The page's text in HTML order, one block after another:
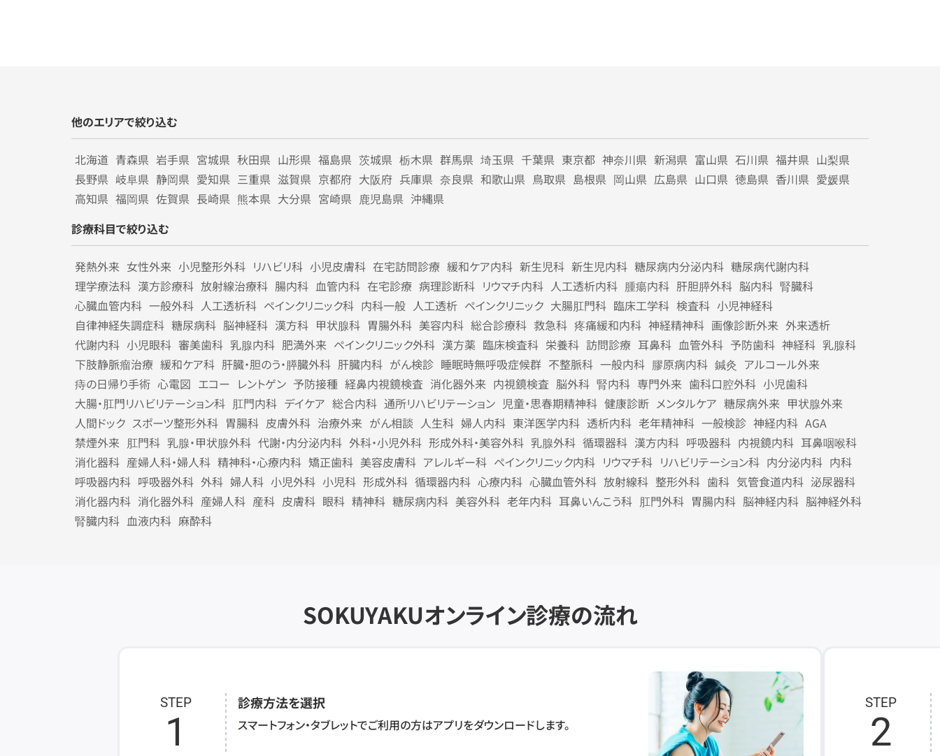
他のエリアで絞り込む
北海道 青森県 岩手県 宮城県 秋田県 山形県 福島県 茨城県 栃木県 群馬県 埼玉県 千葉県 東京都 神奈川県 新潟県 富山県 石川県 福井県 山梨県
長野県 岐阜県 静岡県 愛知県 三重県 滋賀県 京都府 大阪府 兵庫県 奈良県 和歌山県 鳥取県 島根県 岡山県 広島県 山口県 徳島県 香川県 愛媛県
高知県 福岡県 佐賀県 長崎県 熊本県 大分県 宮崎県 鹿児島県 沖縄県
診療科目で絞り込む
発熱外来 女性外来 小児整形外科 リハビリ科 小児皮膚科 在宅訪問診療 緩和ケア内科 新生児科 新生児内科 糖尿病内分泌内科 糖尿病代謝内科
理学療法科 漢方診療科 放射線治療科 腸内科 血管内科 在宅診療 病理診断科 リウマチ内科 人工透析内科 腫瘍内科 肝胆膵外科 脳内科 腎臓科
心臓血管内科 一般外科 人工透析科 ペインクリニック科 内科一般 人工透析 ペインクリニック 大腸肛門科 臨床工学科 検査科 小児神経科
自律神経失調症科 糖尿病科 脳神経科 漢方科 甲状腺科 胃腸外科 美容内科 総合診療科 救急科 疼痛緩和内科 神経精神科 画像診断外来 外来透析
代謝内科 小児眼科 審美歯科 乳腺内科 肥満外来 ペインクリニック外科 漢方薬 臨床検査科 栄養科 訪問診療 耳鼻科 血管外科 予防歯科 神経科 乳腺科
下肢静脈瘤治療 緩和ケア科 肝臓・胆のう・膵臓外科 肝臓内科 がん検診 睡眠時無呼吸症候群 不整脈科 一般内科 膠原病内科 鍼灸 アルコール外来
痔の日帰り手術 心電図 エコー レントゲン 予防接種 経鼻内視鏡検査 消化器外来 内視鏡検査 脳外科 腎内科 専門外来 歯科口腔外科 小児歯科
大腸・肛門リハビリテーション科 肛門内科 デイケア 総合内科 通所リハビリテーション 児童・思春期精神科 健康診断 メンタルケア 糖尿病外来 甲状腺外来
人間ドック スポーツ整形外科 胃腸科 皮膚外科 治療外来 がん相談 人生科 婦人内科 東洋医学内科 透析内科 老年精神科 一般検診 神経内科 AGA
禁煙外来 肛門科 乳腺・甲状腺外科 代謝・内分泌内科 外科・小児外科 形成外科・美容外科 乳腺外科 循環器科 漢方内科 呼吸器科 内視鏡内科 耳鼻咽喉科
消化器科 産婦人科・婦人科 精神科・心療内科 矯正歯科 美容皮膚科 アレルギー科 ペインクリニック内科 リウマチ科 リハビリテーション科 内分泌内科 内科
呼吸器内科 呼吸器外科 外科 婦人科 小児外科 小児科 形成外科 循環器内科 心療内科 心臓血管外科 放射線科 整形外科 歯科 気管食道内科 泌尿器科
消化器内科 消化器外科 産婦人科 産科 皮膚科 眼科 精神科 糖尿病内科 美容外科 老年内科 耳鼻いんこう科 肛門外科 胃腸内科 脳神経内科 脳神経外科
腎臓内科 血液内科 麻酔科
SOKUYAKUオンライン診療の流れ
STEP
1
診療方法を選択
スマートフォン・タブレットでご利用の方はアプリをダウンロードします。
STEP
2